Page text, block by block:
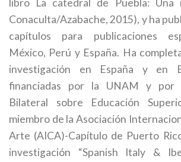
libro La catedral de Puebla: Una
Conaculta/Azabache, 2015), y ha
capítulos para publicaciones
México, Perú y España. Ha
investigación en España y en
financiadas por la UNAM y por
Bilateral sobre Educación
miembro de la Asociación
Arte (AICA)-Capítulo de Puerto
investigación “Spanish Italy &